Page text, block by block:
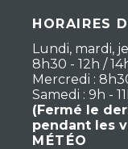
HORAIRES
Lundi, mardi,
8h30 - 12h /
Mercredi :
Samedi : 9h -
(Fermé le
pendant les
MÉTÉO